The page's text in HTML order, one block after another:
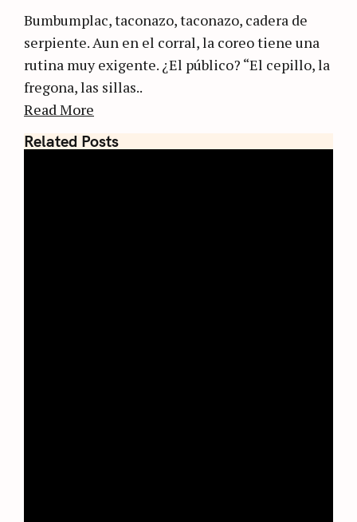
Bumbumplac, taconazo, taconazo, cadera de
serpiente. Aun en el corral, la coreo tiene una
rutina muy exigente. ¿El público? “El cepillo, la
fregona, las sillas..
Read More
Related Posts